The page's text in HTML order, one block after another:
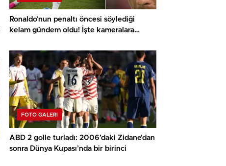
Ronaldo’nun penaltı öncesi söylediği
kelam gündem oldu! İşte kameralara
FOTO GALERI
ABD 2 golle turladı: 2006’daki Zidane’dan
sonra Dünya Kupası’nda bir birinci